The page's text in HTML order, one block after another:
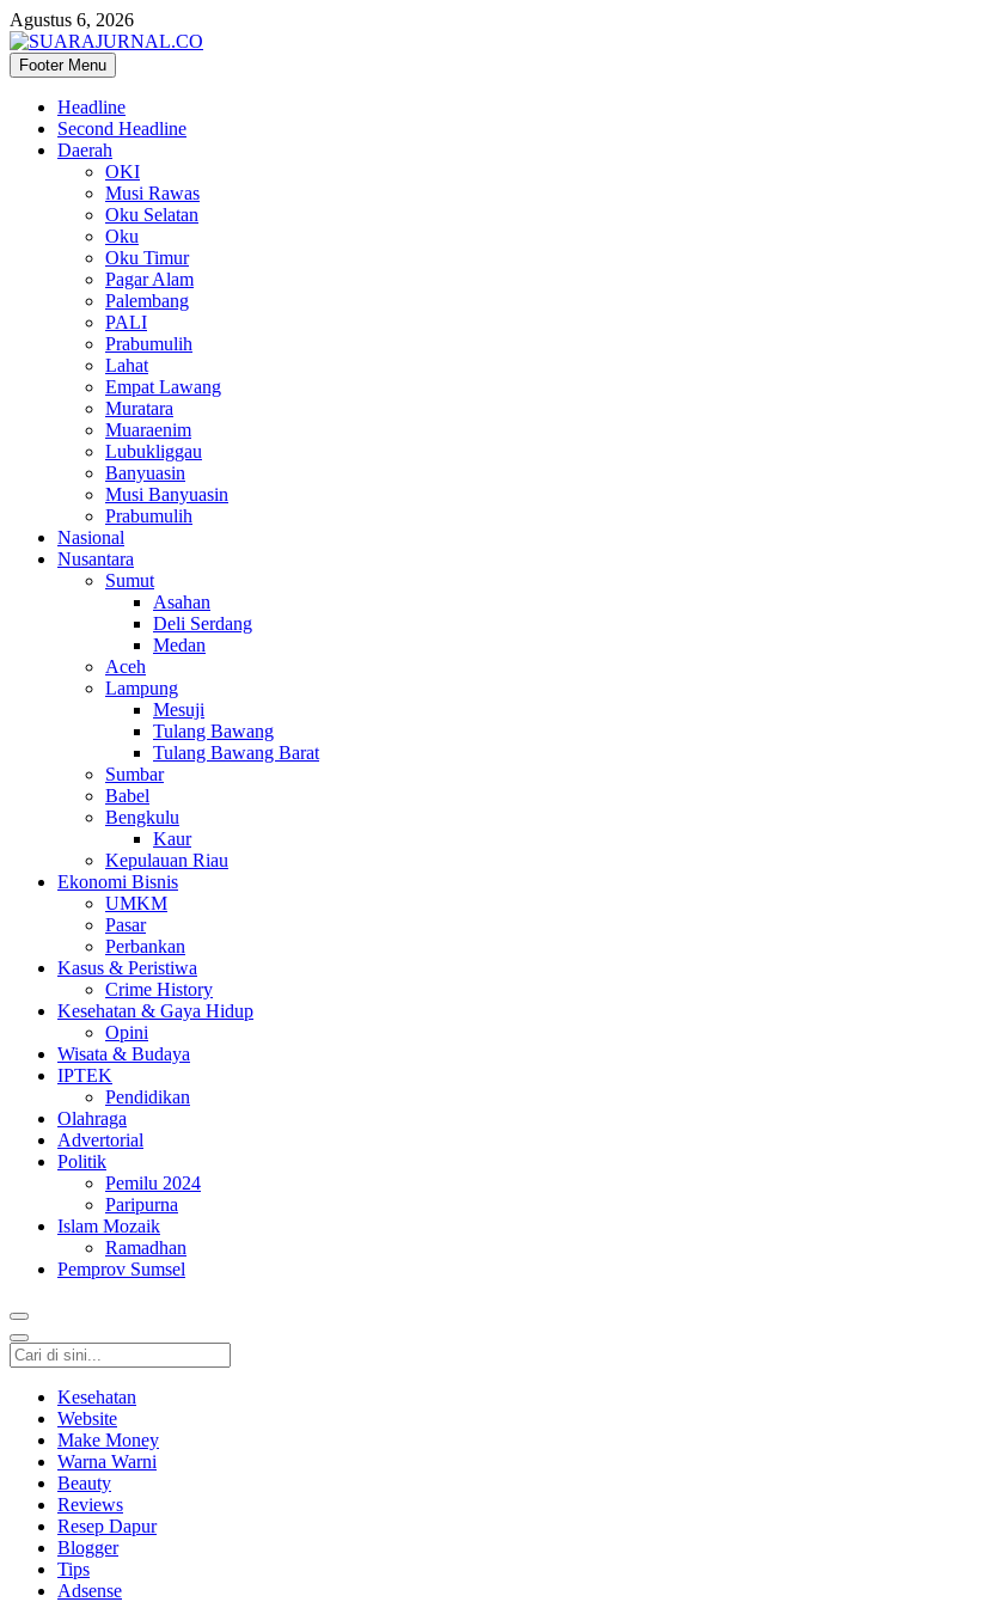
Agustus 6, 2026
SUARAJURNAL.CO
Footer Menu
Headline
Second Headline
Daerah
OKI
Musi Rawas
Oku Selatan
Oku
Oku Timur
Pagar Alam
Palembang
PALI
Prabumulih
Lahat
Empat Lawang
Muratara
Muaraenim
Lubukliggau
Banyuasin
Musi Banyuasin
Prabumulih
Nasional
Nusantara
Sumut
Asahan
Deli Serdang
Medan
Aceh
Lampung
Mesuji
Tulang Bawang
Tulang Bawang Barat
Sumbar
Babel
Bengkulu
Kaur
Kepulauan Riau
Ekonomi Bisnis
UMKM
Pasar
Perbankan
Kasus & Peristiwa
Crime History
Kesehatan & Gaya Hidup
Opini
Wisata & Budaya
IPTEK
Pendidikan
Olahraga
Advertorial
Politik
Pemilu 2024
Paripurna
Islam Mozaik
Ramadhan
Pemprov Sumsel
Kesehatan
Website
Make Money
Warna Warni
Beauty
Reviews
Resep Dapur
Blogger
Tips
Adsense